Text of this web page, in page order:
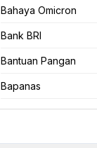
Bahaya Omicron
Bank BRI
Bantuan Pangan
Bapanas